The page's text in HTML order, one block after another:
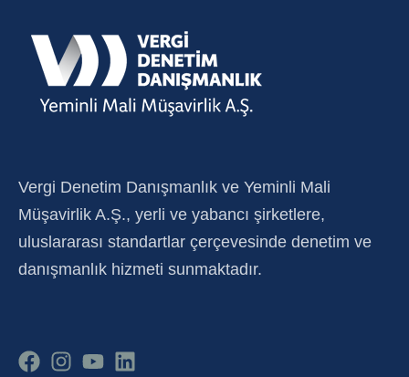
Vergi Denetim Danışmanlık ve Yeminli Mali
Müşavirlik A.Ş., yerli ve yabancı şirketlere,
uluslararası standartlar çerçevesinde denetim ve
danışmanlık hizmeti sunmaktadır.